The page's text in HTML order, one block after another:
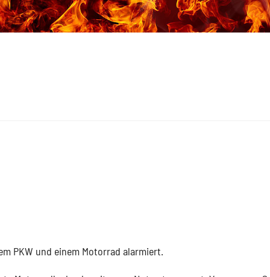
PKW und einem Motorrad alarmiert.